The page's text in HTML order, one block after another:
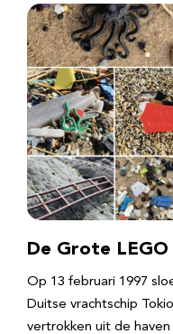
De Grote LEGO
Op 13 februari 1997
Duitse vrachtschip
vertrokken uit de